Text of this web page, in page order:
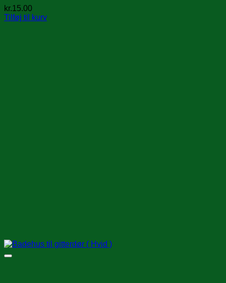
kr.15.00
Tilføj til kurv